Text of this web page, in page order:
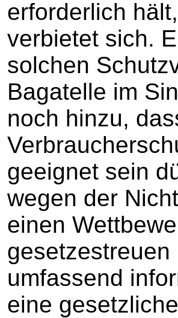
erforderlich
verbietet sich.
solchen
Bagatelle im
noch hinzu,
geeignet sein
wegen der
einen
umfassend
eine